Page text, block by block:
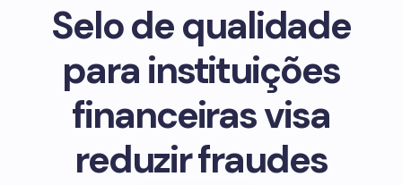
Selo de qualidade
para instituições
financeiras visa
reduzir fraudes